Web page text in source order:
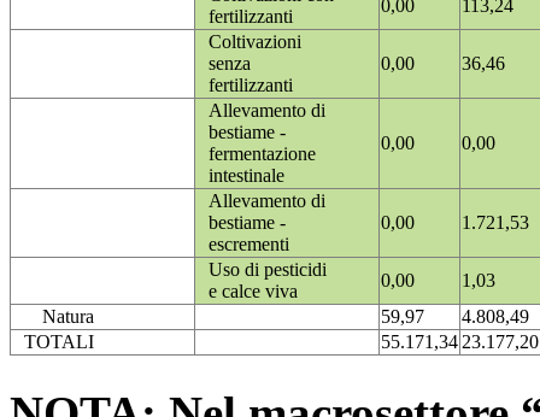
fertilizzanti
0,00
113,24
Coltivazioni
senza
fertilizzanti
0,00 36,46
Allevamento di
bestiame -
fermentazione
intestinale
0,00 0,00
Allevamento di
bestiame -
escrementi
0,00 1.721,53
Uso di pesticidi
e calce viva
0,00
1,03
Natura
59,97
4.808,49
TOTALI
55.171,3423.177,20